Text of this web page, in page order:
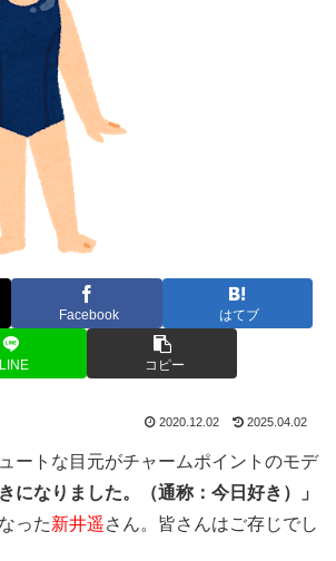
Facebook はてブ
LINE コピー
2020.12.02 2025.04.02
ートな目元がチャームポイントのモデ
になり ました。（通称：今日好き）」
った新井遥さん。皆さんはご存じでし